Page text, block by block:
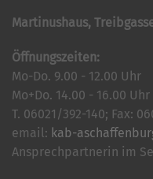
Martinushaus,
Öffnungszeiten:
Mo-Do. 9.00 - 12.00 Uhr
Mo+Do. 14.00 - 16.00 Uhr
T. 06021/392-140; Fax:
email: kab-
Ansprechpartnerin im